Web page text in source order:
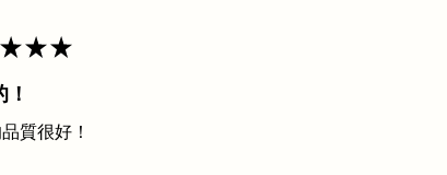
★★★
質很好！